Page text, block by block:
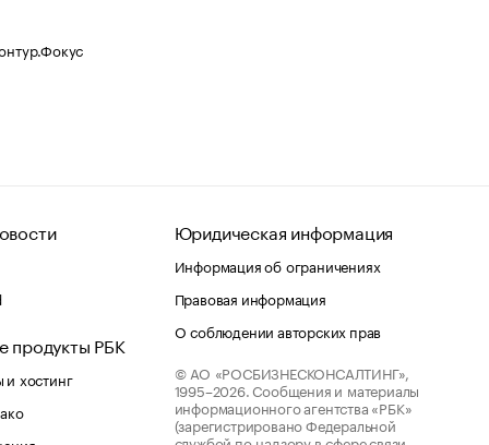
продукты РБК
хостинг
Юридическая информация
Информация об ограничениях
Правовая информация
О соблюдении авторских прав
© АО «РОСБИЗНЕСКОНСАЛТИНГ»,
1995–2026. Сообщения и материалы
информационного агентства «РБК»
(зарегистрировано Федеральной